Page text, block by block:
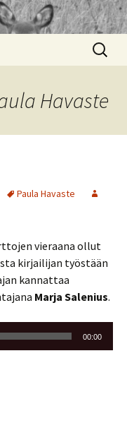
Haku:
Havaste
Paula Havaste
vieraana ollut
kirjailijan työstään
kannattaa
Marja Salenius.
00:00